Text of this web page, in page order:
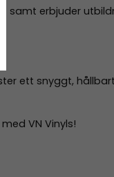
samt erbjuder
ett snyggt,
VN Vinyls!